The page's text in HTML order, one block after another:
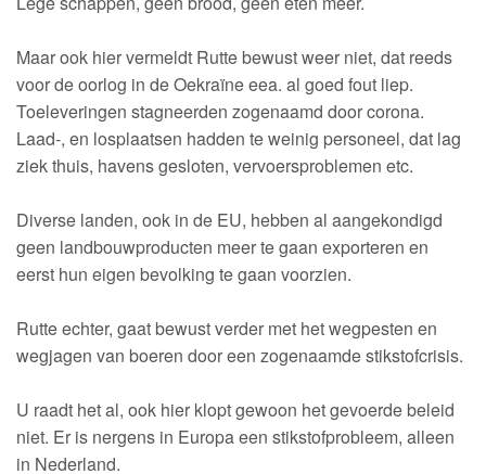
Maar ook hier vermeldt Rutte bewust weer niet, dat reeds
voor de oorlog in de Oekraïne eea. al goed fout liep.
Toeleveringen stagneerden zogenaamd door corona.
Laad-, en losplaatsen hadden te weinig personeel, dat lag
ziek thuis, havens gesloten, vervoersproblemen etc.
Diverse landen, ook in de EU, hebben al aangekondigd
geen landbouwproducten meer te gaan exporteren en
eerst hun eigen bevolking te gaan voorzien.
Rutte echter, gaat bewust verder met het wegpesten en
wegjagen van boeren door een zogenaamde stikstofcrisis.
U raadt het al, ook hier klopt gewoon het gevoerde beleid
niet. Er is nergens in Europa een stikstofprobleem, alleen
in Nederland.